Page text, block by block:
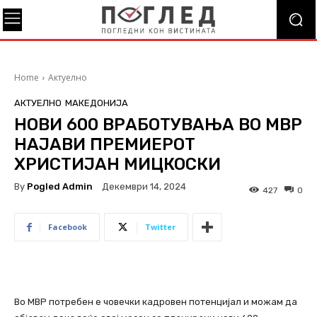
Home Актуелно
АКТУЕЛНО МАКЕДОНИЈА
НОВИ 600 ВРАБОТУВАЊА ВО МВР
НАЈАВИ ПРЕМИЕРОТ
ХРИСТИЈАН МИЦКОСКИ
By Pogled Admin Декември 14, 2024 0
427
Facebook Twitter
Во МВР потребен е човечки кадровен потенцијал и можам да